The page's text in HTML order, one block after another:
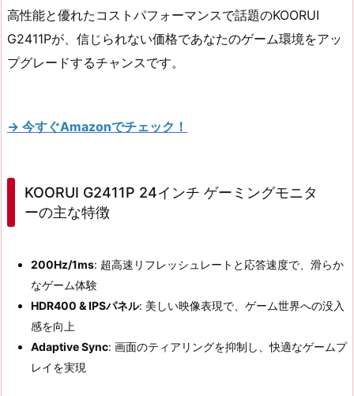
高性能と優れたコストパフォーマンスで話題のKOORUI
G2411Pが、信じられない価格であなたのゲーム環境をアッ
プグレードするチャンスです。
→ 今すぐAmazonでチェック！
KOORUI G2411P 24インチ ゲーミングモニタ
ーの主な特徴
200Hz/1ms: 超高速リフレッシュレートと応答速度で、滑らか
なゲーム体験
HDR400 & IPSパネル: 美しい映像表現で、ゲーム世界への没入
感を向上
Adaptive Sync: 画面のティアリングを抑制し、快適なゲームプ
レイを実現